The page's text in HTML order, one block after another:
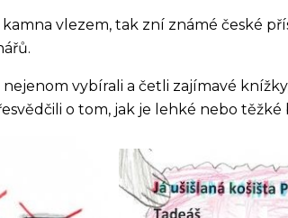
kamna vlezem, tak zní známé české
nejenom vybírali a četli zajímavé
o tom, jak je lehké nebo těžké